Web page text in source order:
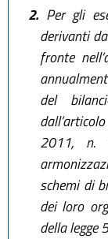
2.Per gli
derivanti
fronte
del
2011, n.
schemi di
dei loro
della legge